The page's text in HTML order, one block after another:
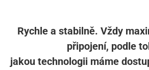
Rychle a stabilně. Vždy
připojení, podle
jakou technologii máme